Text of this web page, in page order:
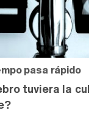
pasa rápido
tuviera la